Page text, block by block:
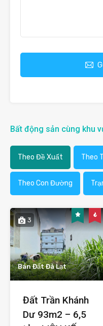
Bất động sản cùng khu
Theo Đề Xuất Theo
Theo Con Đường
3
Bán Đất Đà Lạt
Đất Trần Khánh
Dư 93m2 – 6,5